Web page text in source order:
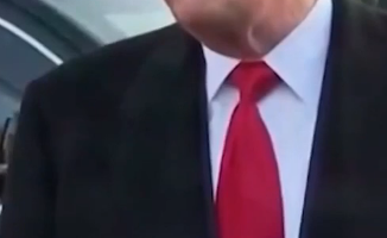
رابطة دول آسيان مضيق هرمز لبنان الولايات